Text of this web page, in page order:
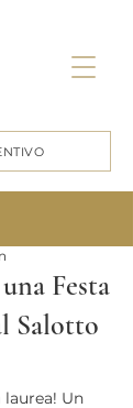
Festa
Salotto
Un